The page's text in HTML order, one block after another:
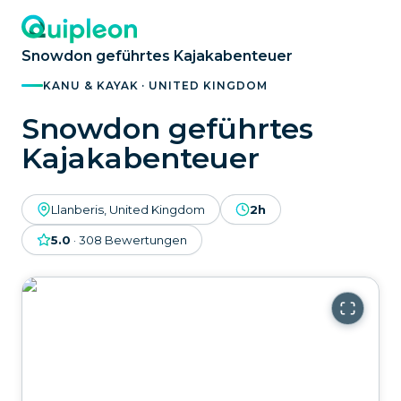
Snowdon geführtes Kajakabenteuer
KANU & KAYAK · UNITED KINGDOM
Snowdon geführtes
Kajakabenteuer
Llanberis, United Kingdom 2h
5.0 · 308 Bewertungen